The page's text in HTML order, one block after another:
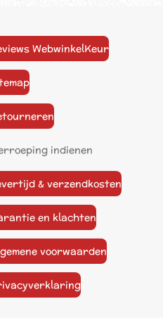
WebwinkelKeur
indienen
& verzendkosten
en klachten
voorwaarden